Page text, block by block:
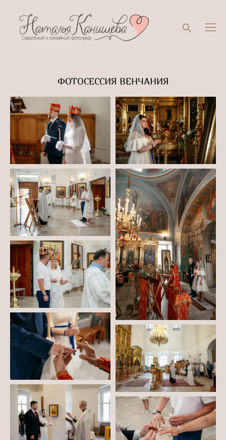
ФОТОСЕССИЯ ВЕНЧАНИЯ